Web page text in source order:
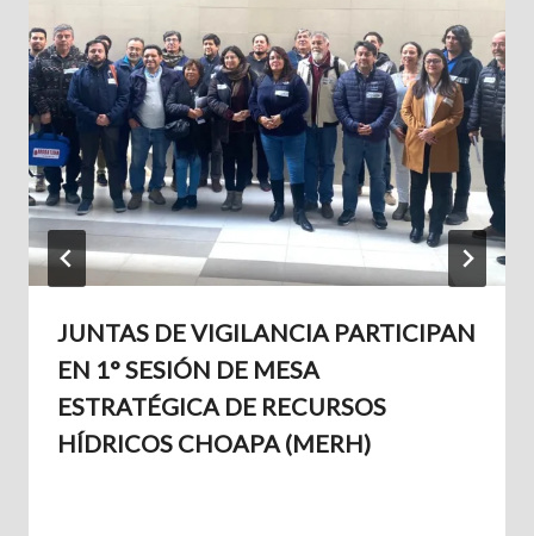
JUNTAS DE VIGILANCIA PARTICIPAN
EN 1° SESIÓN DE MESA
ESTRATÉGICA DE RECURSOS
HÍDRICOS CHOAPA (MERH)